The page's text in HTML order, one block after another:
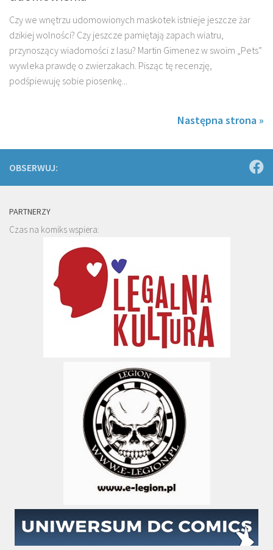
Czy we wnętrzu udomowionych maskotek istnieje jeszcze żar
dzikiej wolności? Czy jeszcze pamiętają zapach wiatru,
przynoszący wiadomości z lasu? Martin Gimenez w swoim „Pets”
wywleka prawdę o zwierzakach. Pisząc tę recenzję,
podśpiewuję sobie piosenkę...
Następna strona »
OBSERWUJ:
PARTNERZY
Czas na komiks wspiera: